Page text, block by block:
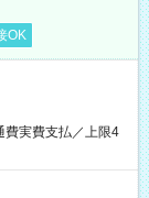
OK
費実費支払／上限4